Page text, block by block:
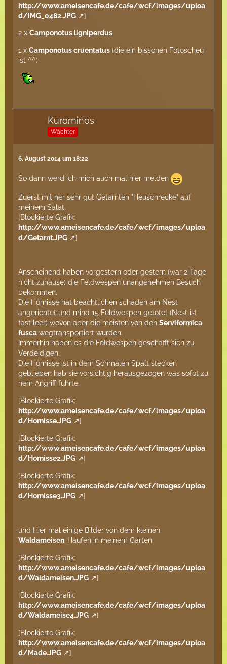
http://www.ameisencafe.de/cafe/wcf/images/uploa
d/IMG_0482.JPG
]
2 x Camponotus ligniperdus
1 x Camponotus cruentatus (die ein bisschen Fotoscheu
ist ^^)
Kurominos
Wächter
6. August 2014 um 18:22
So dann werd ich mich auch mal hier melden
Zuerst mit ner sehr gut Getarnten "Heuschrecke" auf
meinem Salat.
[Blockierte Grafik:
http://www.ameisencafe.de/cafe/wcf/images/uploa
d/Getarnt.JPG
]
Anscheinend haben vorgestern oder gestern (war 2 Tage
nicht zuhause) die Feldwespen unangenehmen Besuch
bekommen.
Die Hornisse hat beachtlichen schaden am Nest
angerichtet und mind 15 Feldwespen getötet (Nest ist
fast leer) wovon aber die meisten von den Serviformica
fusca wegtransportiert wurden.
Immerhin haben es die Feldwespen geschafft sich zu
Verdeidigen.
Die Hornisse ist in dem Schmalen Spalt stecken
geblieben hab sie vorsichtig herausgezogen was sofot zu
nem Angriff führte.
[Blockierte Grafik:
http://www.ameisencafe.de/cafe/wcf/images/uploa
d/Hornisse.JPG
]
[Blockierte Grafik:
http://www.ameisencafe.de/cafe/wcf/images/uploa
d/Hornisse2.JPG
]
[Blockierte Grafik:
http://www.ameisencafe.de/cafe/wcf/images/uploa
d/Hornisse3.JPG
]
und Hier mal einige Bilder von dem kleinen
Waldameisen-Haufen in meinem Garten
[Blockierte Grafik:
http://www.ameisencafe.de/cafe/wcf/images/uploa
d/Waldameisen.JPG
]
[Blockierte Grafik:
http://www.ameisencafe.de/cafe/wcf/images/uploa
d/Waldameise4.JPG
]
[Blockierte Grafik:
http://www.ameisencafe.de/cafe/wcf/images/uploa
d/Made.JPG
]